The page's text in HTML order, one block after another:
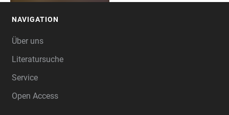
NAVIGATION
Über uns
Literatursuche
Service
Open Access